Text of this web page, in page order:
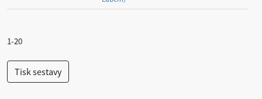
1-20